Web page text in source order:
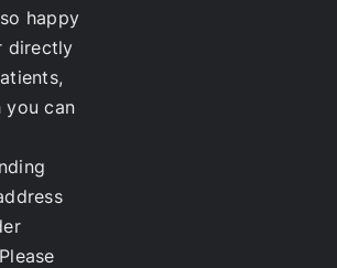
happy
directly
you can